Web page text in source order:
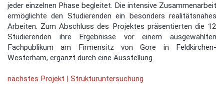
jeder einzelnen Phase begleitet. Die intensive Zusammenarbeit
ermöglichte den Studierenden ein besonders realitätsnahes
Arbeiten. Zum Abschluss des Projektes präsentierten die 12
Studierenden ihre Ergebnisse vor einem ausgewählten
Fachpublikum am Firmensitz von Gore in Feldkirchen-
Westerham, ergänzt durch eine Ausstellung.
nächstes Projekt | Strukturuntersuchung